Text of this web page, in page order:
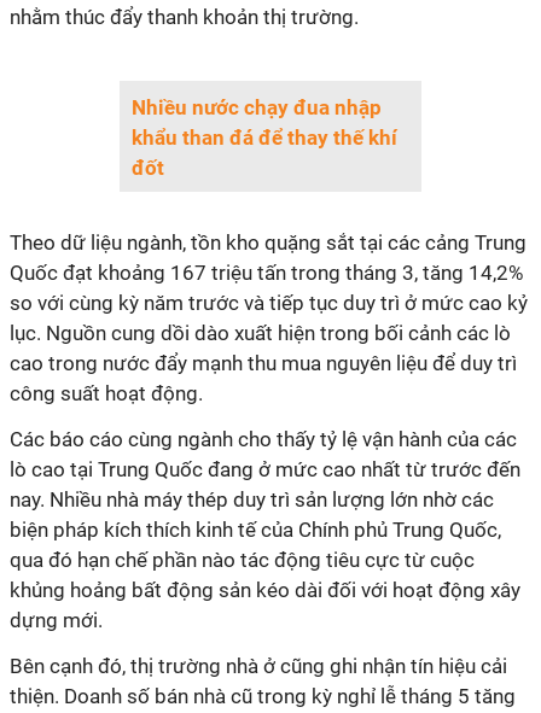
nhằm thúc đẩy thanh khoản thị trường.
Nhiều nước chạy đua nhập
khẩu than đá để thay thế khí
đốt
Theo dữ liệu ngành, tồn kho quặng sắt tại các cảng Trung
Quốc đạt khoảng 167 triệu tấn trong tháng 3, tăng 14,2%
so với cùng kỳ năm trước và tiếp tục duy trì ở mức cao kỷ
lục. Nguồn cung dồi dào xuất hiện trong bối cảnh các lò
cao trong nước đẩy mạnh thu mua nguyên liệu để duy trì
công suất hoạt động.
Các báo cáo cùng ngành cho thấy tỷ lệ vận hành của các
lò cao tại Trung Quốc đang ở mức cao nhất từ trước đến
nay. Nhiều nhà máy thép duy trì sản lượng lớn nhờ các
biện pháp kích thích kinh tế của Chính phủ Trung Quốc,
qua đó hạn chế phần nào tác động tiêu cực từ cuộc
khủng hoảng bất động sản kéo dài đối với hoạt động xây
dựng mới.
Bên cạnh đó, thị trường nhà ở cũng ghi nhận tín hiệu cải
thiện. Doanh số bán nhà cũ trong kỳ nghỉ lễ tháng 5 tăng